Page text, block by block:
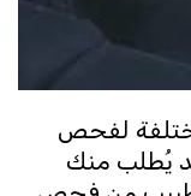
لفحص
يُطلب منك